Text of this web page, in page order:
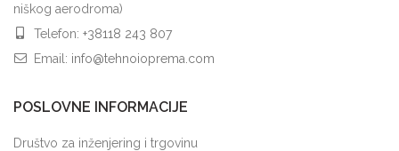
niškog aerodroma)
Telefon: +38118 243 807
Email: info@tehnoioprema.com
POSLOVNE INFORMACIJE
Društvo za inženjering i trgovinu